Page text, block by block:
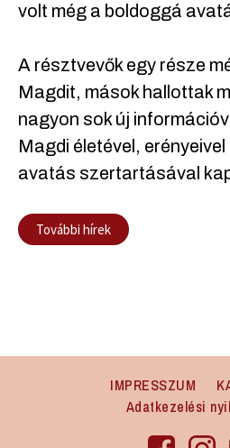
volt még a boldoggá
A résztvevők egy része
Magdit, mások hallottak
nagyon sok új
Magdi életével,
avatás szertartásával
További hírek
IMPRESSZUM
Adatkezelési